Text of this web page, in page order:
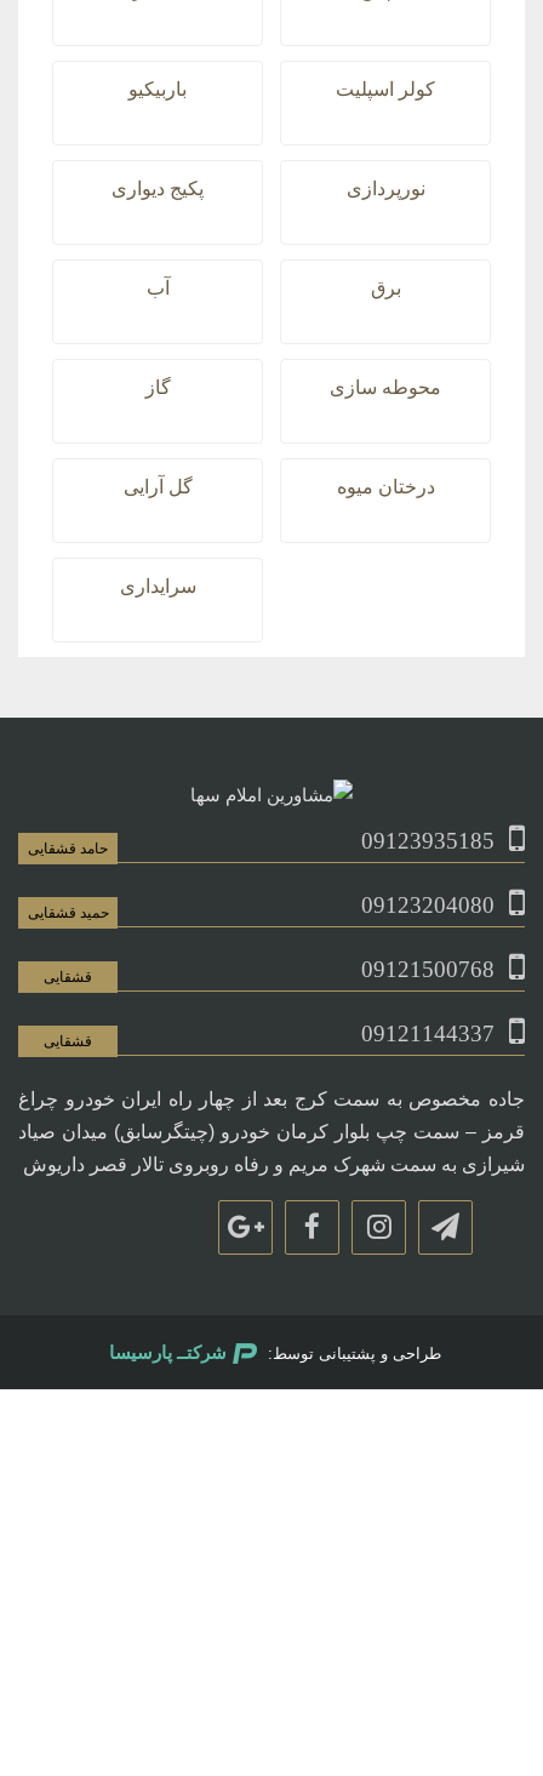
باربیکیو کولر اسپلیت
پکیج دیواری نورپردازی
آب برق
گاز محوطه سازی
گل آرایی درختان میوه
سرایداری
09123935185 حامد قشقایی
09123204080 حمید قشقایی
09121500768 قشقایی
09121144337 قشقایی
جاده مخصوص به سمت کرج بعد از چهار راه ایران خودرو چراغ
قرمز – سمت چپ بلوار کرمان خودرو (چیتگرسابق) میدان صیاد
شیرازی به سمت شهرک مریم و رفاه روبروی تالار قصر داریوش
طراحی و پشتیبانی توسط: شرکتــ پارسیسا